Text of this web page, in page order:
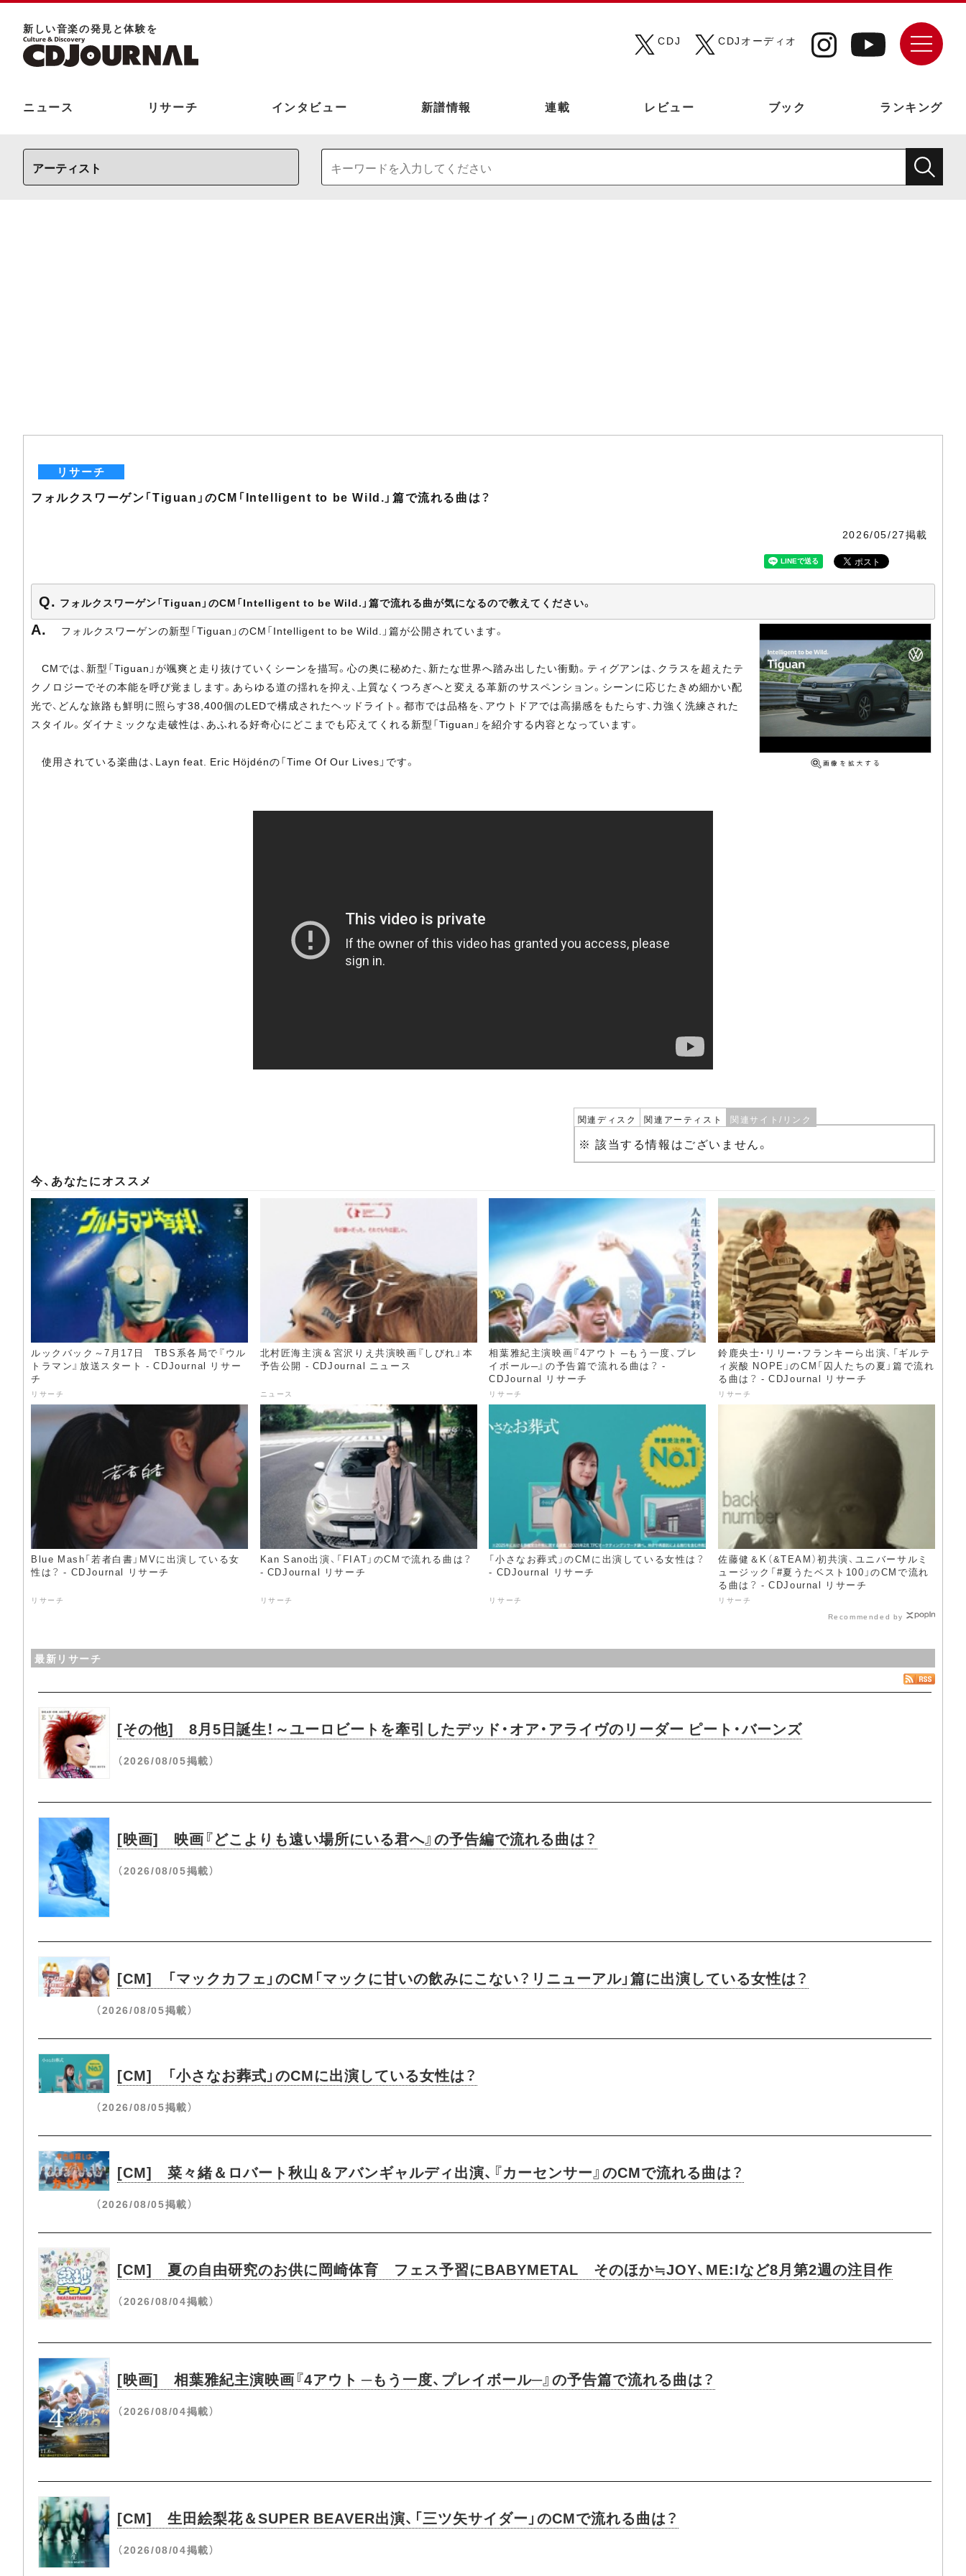
新しい⾳楽の発⾒と体験を
CDJ
CDJオーディオ
ニュース リサーチ インタビュー 新譜情報 連載 レビュー ブック ランキング
リサーチ
フォルクスワーゲン「Tiguan」のCM「Intelligent to be Wild.」篇で流れる曲は？
2026/05/27掲載
フォルクスワーゲン「Tiguan」のCM「Intelligent to be Wild.」篇で流れる曲が気になるので教えてください。
フォルクスワーゲンの新型「Tiguan」のCM「Intelligent to be Wild.」篇が公開されています。
CMでは、新型「Tiguan」が颯爽と走り抜けていくシーンを描写。心の奥に秘めた、新たな世界へ踏み出したい衝動。ティグアンは、クラスを超えたテ
クノロジーでその本能を呼び覚まします。あらゆる道の揺れを抑え、上質なくつろぎへと変える革新のサスペンション。シーンに応じたきめ細かい配
光で、どんな旅路も鮮明に照らす38,400個のLEDで構成されたヘッドライト。都市では品格を、アウトドアでは高揚感をもたらす、力強く洗練された
スタイル。ダイナミックな走破性は、あふれる好奇心にどこまでも応えてくれる新型「Tiguan」を紹介する内容となっています。
使用されている楽曲は、Layn feat. Eric Höjdénの「Time Of Our Lives」です。
関連ディスク 関連アーティスト 関連サイト/リンク
※ 該当する情報はございません。
今、あなたにオススメ
ルックバック～7月17日 TBS系各局で『ウル
トラマン』放送スタート - CDJournal リサー
チ
リサーチ
北村匠海主演＆宮沢りえ共演映画『しびれ』本
予告公開 - CDJournal ニュース
ニュース
相葉雅紀主演映画『4アウト ─もう一度、プレ
イボール─』の予告篇で流れる曲は？ -
CDJournal リサーチ
リサーチ
鈴鹿央士・リリー・フランキーら出演、「ギルテ
ィ炭酸 NOPE」のCM「囚人たちの夏」篇で流れ
る曲は？ - CDJournal リサーチ
リサーチ
Blue Mash「若者白書」MVに出演している女
性は？ - CDJournal リサーチ
リサーチ
Kan Sano出演、「FIAT」のCMで流れる曲は？
- CDJournal リサーチ
リサーチ
「小さなお葬式」のCMに出演している女性は？
- CDJournal リサーチ
リサーチ
佐藤健＆K（&TEAM）初共演、ユニバーサルミ
ュージック「#夏うたベスト100」のCMで流れ
る曲は？ - CDJournal リサーチ
リサーチ
Recommended by
最新リサーチ
[その他] 8月5日誕生！～ユーロビートを牽引したデッド・オア・アライヴのリーダー ピート・バーンズ
（2026/08/05掲載）
[映画] 映画『どこよりも遠い場所にいる君へ』の予告編で流れる曲は？
（2026/08/05掲載）
[CM] 「マックカフェ」のCM「マックに甘いの飲みにこない？リニューアル」篇に出演している女性は？
（2026/08/05掲載）
[CM] 「小さなお葬式」のCMに出演している女性は？
（2026/08/05掲載）
[CM] 菜々緒＆ロバート秋山＆アバンギャルディ出演、『カーセンサー』のCMで流れる曲は？
（2026/08/05掲載）
[CM] 夏の自由研究のお供に岡崎体育 フェス予習にBABYMETAL そのほか≒JOY、ME:Iなど8月第2週の注目作
（2026/08/04掲載）
[映画] 相葉雅紀主演映画『4アウト ─もう一度、プレイボール─』の予告篇で流れる曲は？
（2026/08/04掲載）
[CM] 生田絵梨花＆SUPER BEAVER出演、「三ツ矢サイダー」のCMで流れる曲は？
（2026/08/04掲載）